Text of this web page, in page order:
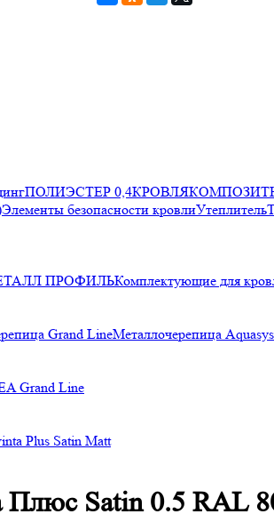
ПОЛИЭСТЕР 0,4КРОВЛЯ
Элементы безопасности кровлиУтеплитель
ПРОФИЛЬКомплектующие для
Grand LineМеталлочерепица
Grand Line
Plus Satin Matt
Плюс Satin 0.5 RAL